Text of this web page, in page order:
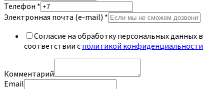
Телефон *
Электронная почта (e-mail) *
Согласие на обработку персональных данных в
соответствии с политикой конфиденциальности
Комментарий
Email